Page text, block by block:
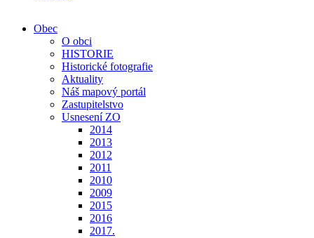
Obec
O obci
HISTORIE
Historické fotografie
Aktuality
Náš mapový portál
Zastupitelstvo
Usnesení ZO
2014
2013
2012
2011
2010
2009
2015
2016
2017.